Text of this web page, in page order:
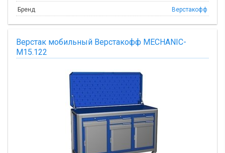
Бренд Верстакофф
Верстак мобильный Верстакофф MECHANIC-
М15.122